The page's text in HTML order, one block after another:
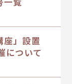
座」設置
について